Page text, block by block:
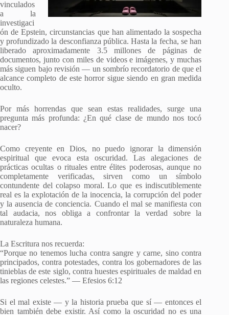
vinculados
a la
investigaci
ón de Epstein, circunstancias que han alimentado la sospecha
y profundizado la desconfianza pública. Hasta la fecha, se han
liberado aproximadamente 3.5 millones de páginas de
documentos, junto con miles de videos e imágenes, y muchas
más siguen bajo revisión — un sombrío recordatorio de que el
alcance completo de este horror sigue siendo en gran medida
oculto.
Por más horrendas que sean estas realidades, surge una
pregunta más profunda: ¿En qué clase de mundo nos tocó
nacer?
Como creyente en Dios, no puedo ignorar la dimensión
espiritual que evoca esta oscuridad. Las alegaciones de
prácticas ocultas o rituales entre élites poderosas, aunque no
completamente verificadas, sirven como un símbolo
contundente del colapso moral. Lo que es indiscutiblemente
real es la explotación de la inocencia, la corrupción del poder
y la ausencia de conciencia. Cuando el mal se manifiesta con
tal audacia, nos obliga a confrontar la verdad sobre la
naturaleza humana.
La Escritura nos recuerda:
“Porque no tenemos lucha contra sangre y carne, sino contra
principados, contra potestades, contra los gobernadores de las
tinieblas de este siglo, contra huestes espirituales de maldad en
las regiones celestes.” — Efesios 6:12
Si el mal existe — y la historia prueba que sí — entonces el
bien también debe existir. Así como la oscuridad no es una